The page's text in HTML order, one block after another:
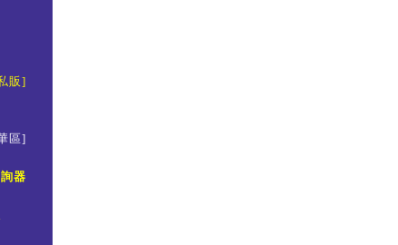
販]
區]
器